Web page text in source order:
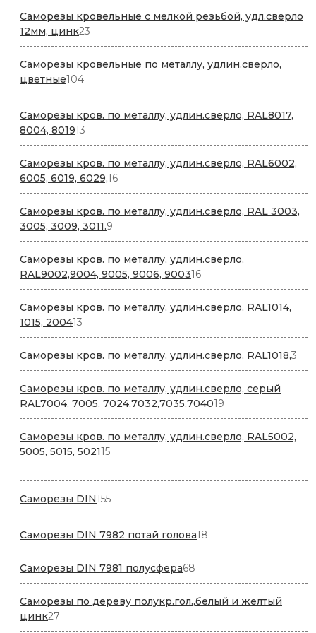
Саморезы кровельные с мелкой резьбой, удл.сверло
12мм, цинк23
товара
Саморезы кровельные по металлу, удлин.сверло,
цветные104104
Саморезы кров. по металлу, удлин.сверло, RAL8017,
8004, 801913
товаров
Саморезы кров. по металлу, удлин.сверло, RAL6002,
6005, 6019, 6029,1616
товаров
Саморезы кров. по металлу, удлин.сверло, RAL 3003,
3005, 3009, 3011.9
товаров
Саморезы кров. по металлу, удлин.сверло,
RAL9002,9004, 9005, 9006, 90031616
товаров
Саморезы кров. по металлу, удлин.сверло, RAL1014,
1015, 200413
товаров
Саморезы кров. по металлу, удлин.сверло, RAL1018,3
Саморезы кров. по металлу, удлин.сверло, серый
RAL7004, 7005, 7024,7032,7035,704019
товаров
Саморезы кров. по металлу, удлин.сверло, RAL5002,
5005, 5015, 50211515
Саморезы DIN155155
Саморезы DIN 7982 потай голова18
товаров
Саморезы DIN 7981 полусфера68
товаров
Саморезы по дереву полукр.гол.,белый и желтый
цинк27
товаров